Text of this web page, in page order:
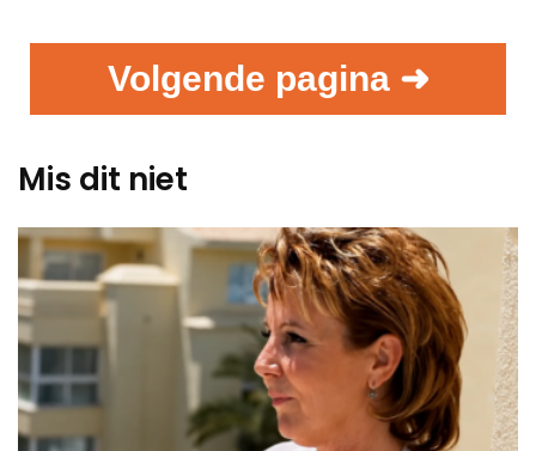
Volgende pagina ➜
Mis dit niet